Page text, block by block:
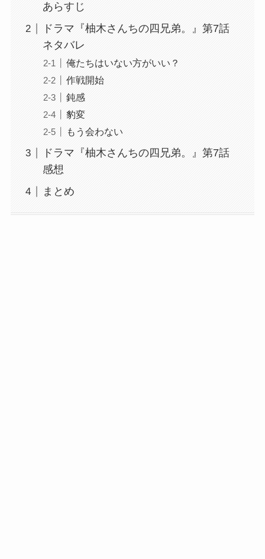
あらすじ
ドラマ『柚木さんちの四兄弟。』第7話
ネタバレ
俺たちはいない方がいい？
作戦開始
鈍感
豹変
もう会わない
ドラマ『柚木さんちの四兄弟。』第7話
感想
まとめ